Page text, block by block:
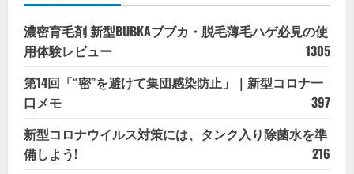
濃密育毛剤 新型BUBKAブブカ・脱毛薄毛ハゲ必見の使
用体験レビュー
1305
第14回「“密”を避けて集団感染防止」｜新型コロナ一
口メモ
397
新型コロナウイルス対策には、タンク入り除菌水を準
備しよう!
216